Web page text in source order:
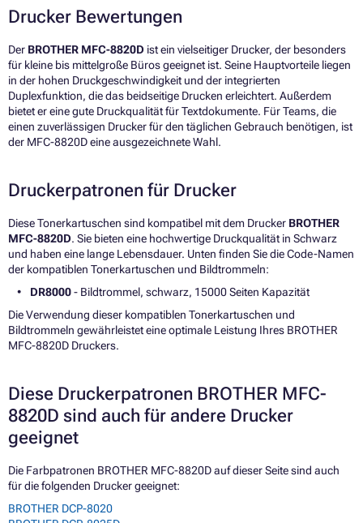
Drucker Bewertungen
Der BROTHER MFC-8820D ist ein vielseitiger Drucker, der besonders
für kleine bis mittelgroße Büros geeignet ist. Seine Hauptvorteile liegen
in der hohen Druckgeschwindigkeit und der integrierten
Duplexfunktion, die das beidseitige Drucken erleichtert. Außerdem
bietet er eine gute Druckqualität für Textdokumente. Für Teams, die
einen zuverlässigen Drucker für den täglichen Gebrauch benötigen, ist
der MFC-8820D eine ausgezeichnete Wahl.
Druckerpatronen für Drucker
Diese Tonerkartuschen sind kompatibel mit dem Drucker BROTHER
MFC-8820D. Sie bieten eine hochwertige Druckqualität in Schwarz
und haben eine lange Lebensdauer. Unten finden Sie die Code-Namen
der kompatiblen Tonerkartuschen und Bildtrommeln:
DR8000- Bildtrommel, schwarz, 15000 Seiten Kapazität
Die Verwendung dieser kompatiblen Tonerkartuschen und
Bildtrommeln gewährleistet eine optimale Leistung Ihres BROTHER
MFC-8820D Druckers.
Diese Druckerpatronen BROTHER MFC-
8820D sind auch für andere Drucker
geeignet
Die Farbpatronen BROTHER MFC-8820D auf dieser Seite sind auch
für die folgenden Drucker geeignet:
BROTHER DCP-8020